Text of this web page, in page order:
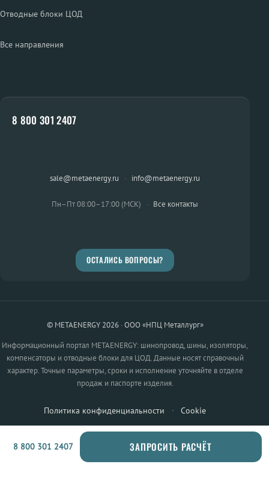
Отводные блоки ЦОД
Все направления
8 800 301 2407
sale@metaenergy.ru · info@metaenergy.ru
Пн–Пт 08:00–17:00 (МСК) · Все контакты
ОСТАЛИСЬ ВОПРОСЫ?
© METAENERGY 2026 · ООО «НПЦ Металлург»
Информационный портал METAENERGY: шинопровод, шины, изоляторы,
компенсаторы и отводные блоки для ЦОД. Данные носят справочный
характер. Точные параметры, сроки и исполнение уточняйте в отделе
продаж и паспорте изделия.
Политика конфиденциальности · Cookie
8 800 301 2407 ЗАПРОСИТЬ РАСЧЁТ